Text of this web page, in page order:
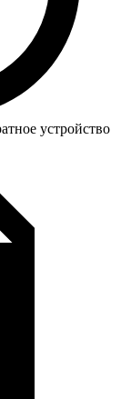
устройство